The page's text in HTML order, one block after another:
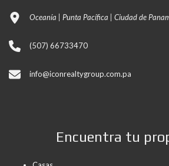
Oceanía | Punta Pacífica | Ciudad de
(507) 66733470
info@iconrealtygroup.com.pa
Encuentra tu